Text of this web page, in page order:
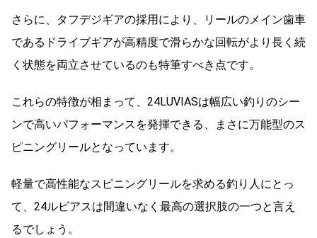
さらに、タフデジギアの採用により、リールのメイン歯車
であるドライブギアが高精度で滑らかな回転がより長く続
く状態を両立させているのも特筆すべき点です。
これらの特徴が相まって、24LUVIASは幅広い釣りのシー
ンで高いパフォーマンスを発揮できる、まさに万能型のス
ピニングリールとなっています。
軽量で高性能なスピニングリールを求める釣り人にとっ
て、24ルビアスは間違いなく最高の選択肢の一つと言え
るでしょう。